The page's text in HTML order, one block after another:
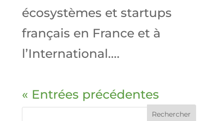
écosystèmes et startups
français en France et à
l’International....
« Entrées précédentes